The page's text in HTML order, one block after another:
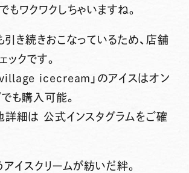
もワクワクしちゃいますね。
引き続きおこなっているため、 店舗
ックです。
icecream」のアイスはオン
でも購入可能。
詳細は 公式インスタグラムをご確
アイスクリームが紡いだ絆。